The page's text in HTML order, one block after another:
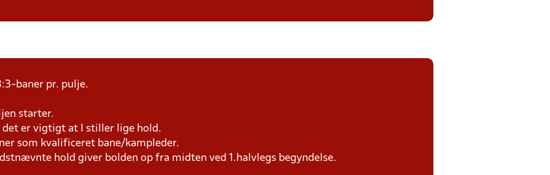
baner pr. pulje.
starter.
det er vigtigt at I stiller lige hold.
som kvalificeret bane/kampleder.
hold giver bolden op fra midten ved 1.halvlegs begyndelse.